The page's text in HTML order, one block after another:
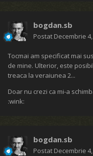
bogdan.sb
Postat Decembrie
Tocmai am specificat mai
de mine. Ulterior, este
treaca la veraiunea 2...
Doar nu crezi ca mi-a
:wink:
bogdan.sb
Postat Decembrie